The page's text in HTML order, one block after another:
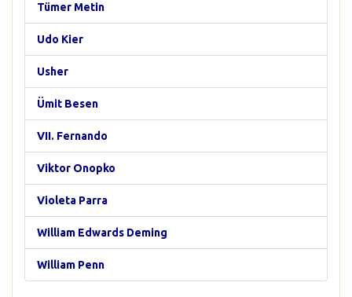
Tümer Metin
Udo Kier
Usher
Ümit Besen
VII. Fernando
Viktor Onopko
Violeta Parra
William Edwards Deming
William Penn